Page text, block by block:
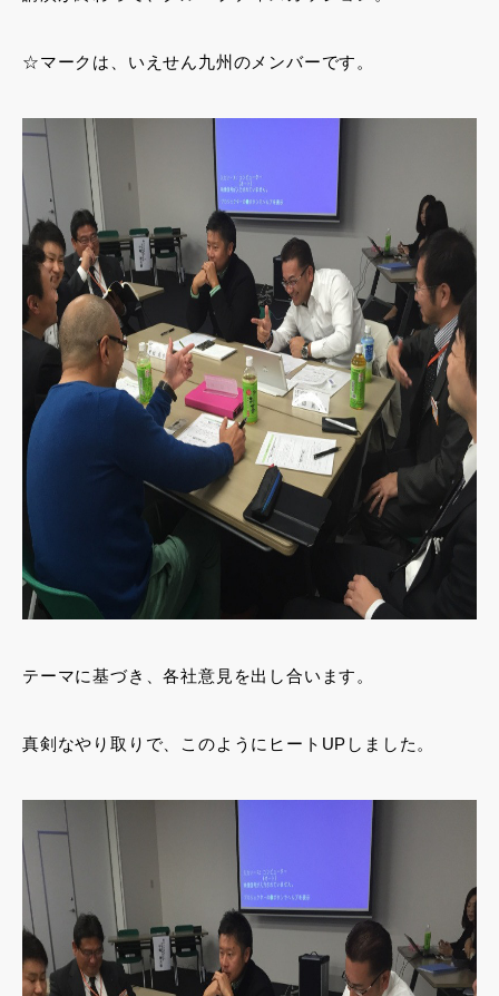
☆マークは、いえせん九州のメンバーです。
テーマに基づき、各社意見を出し合います。
真剣なやり取りで、このようにヒートUPしました。